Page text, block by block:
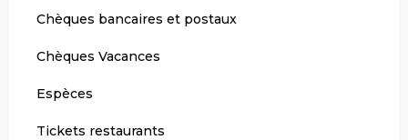
Chèques bancaires et postaux
Chèques Vacances
Espèces
Tickets restaurants